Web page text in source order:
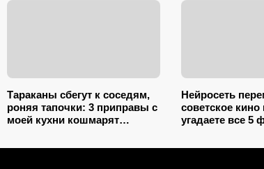
Тараканы сбегут к соседям,
роняя тапочки: 3 приправы с
моей кухни кошмарят
Нейросеть
советское кино
угадаете все 5